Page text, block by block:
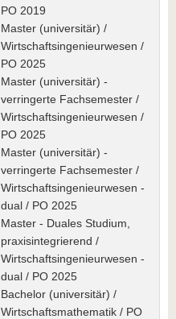
PO 2019
Master (universitär) /
Wirtschaftsingenieurwesen /
PO 2025
Master (universitär) -
verringerte Fachsemester /
Wirtschaftsingenieurwesen /
PO 2025
Master (universitär) -
verringerte Fachsemester /
Wirtschaftsingenieurwesen -
dual / PO 2025
Master - Duales Studium,
praxisintegrierend /
Wirtschaftsingenieurwesen -
dual / PO 2025
Bachelor (universitär) /
Wirtschaftsmathematik / PO